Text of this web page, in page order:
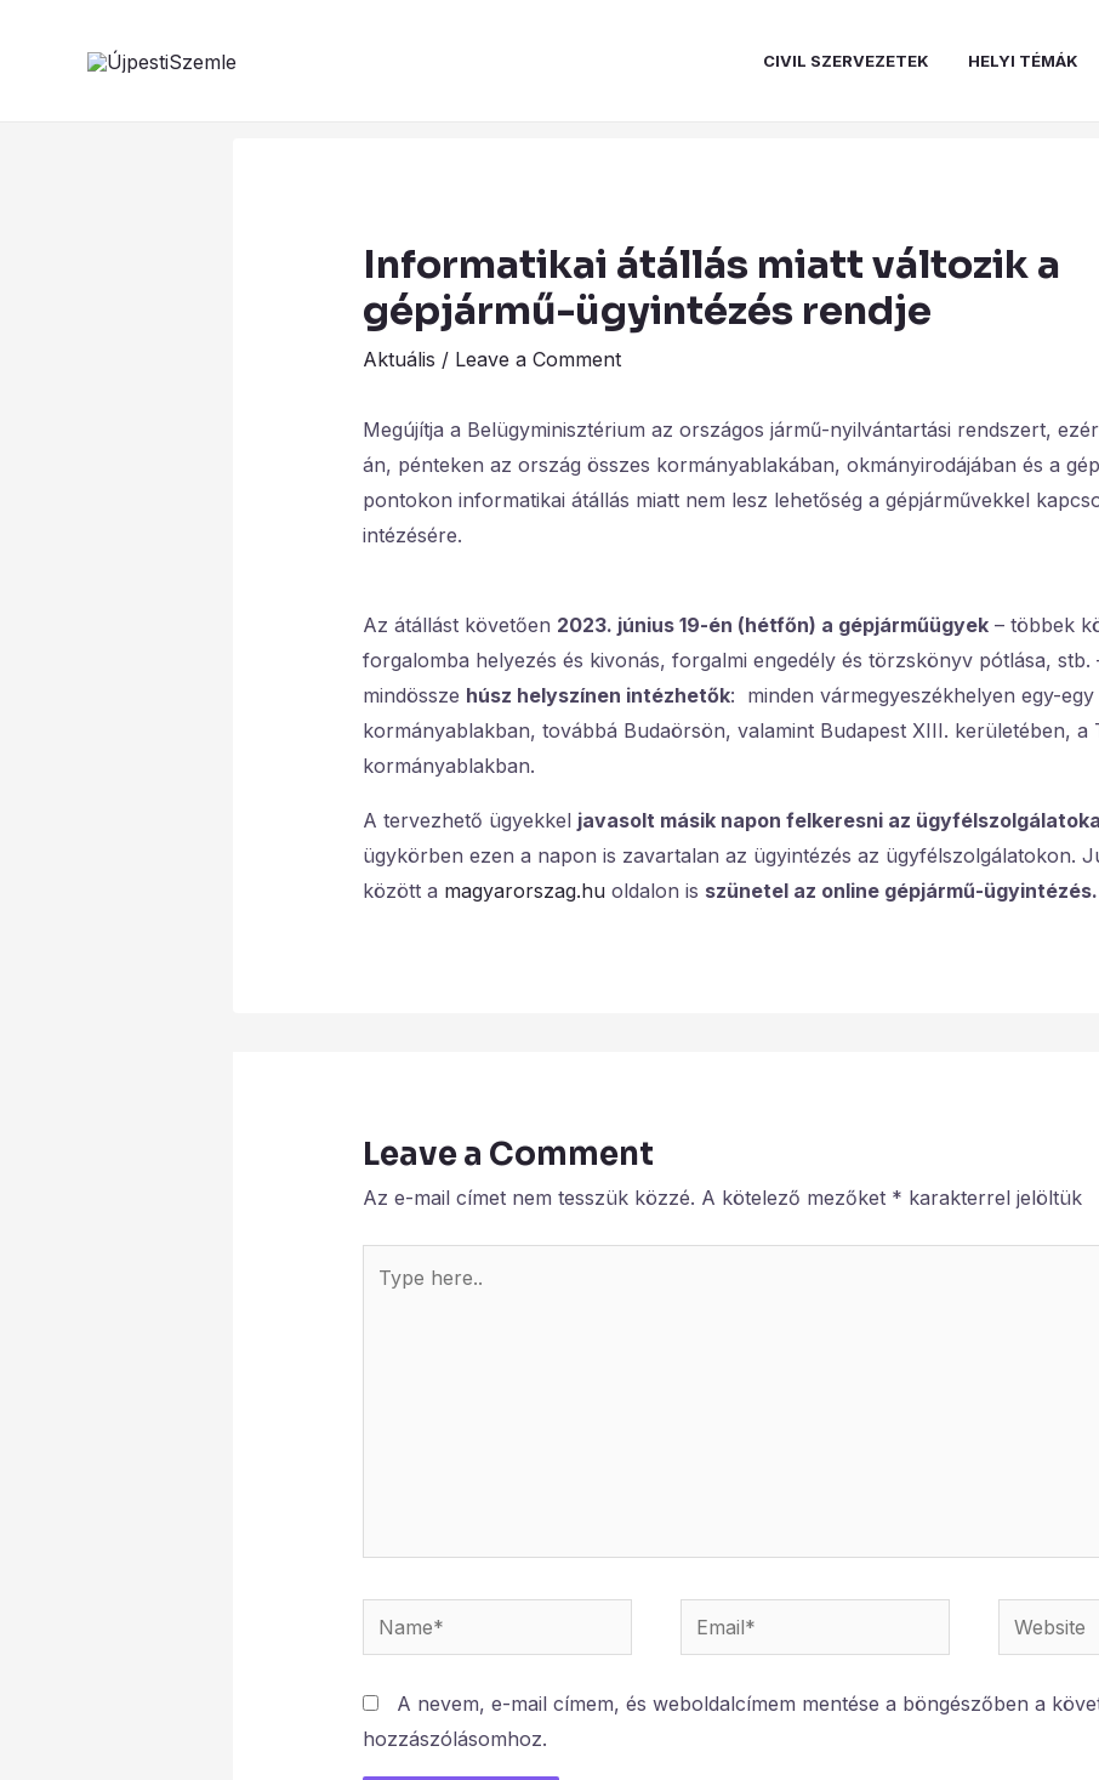
CIVIL SZERVEZETEK HELYI TÉMÁK
Informatikai átállás miatt változik a
gépjármű-ügyintézés rendje
Aktuális / Leave a Comment
Megújítja a Belügyminisztérium az országos jármű-nyilvántartási rendszert,
án, pénteken az ország összes kormányablakában, okmányirodájában és a
pontokon informatikai átállás miatt nem lesz lehetőség a gépjárművekkel
intézésére.
Az átállást követően 2023. június 19-én (hétfőn) a gépjárműügyek– többek
forgalomba helyezés és kivonás, forgalmi engedély és törzskönyv pótlása, stb.
mindössze húsz helyszínen intézhetők: minden vármegyeszékhelyen egy-egy
kormányablakban, továbbá Budaörsön, valamint Budapest XIII. kerületében, a
kormányablakban.
A tervezhető ügyekkel javasolt másik napon felkeresni az
ügykörben ezen a napon is zavartalan az ügyintézés az ügyfélszolgálatokon.
között a magyarorszag.huoldalon is szünetel az online gépjármű-ügyintézés.
Leave a Comment
Az e-mail címet nem tesszük közzé. A kötelező mezőket * karakterrel jelöltük
here..
Name* Email* Website
A nevem, e-mail címem, és weboldalcímem mentése a böngészőben a
hozzászólásomhoz.